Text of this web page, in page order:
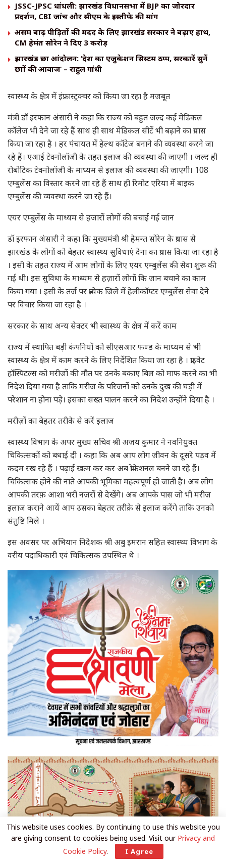
JSSC-JPSC धांधली: झारखंड विधानसभा में BJP का जोरदार
प्रदर्शन, CBI जांच और सीएम के इस्तीफे की मांग
असम बाढ़ पीड़ितों की मदद के लिए झारखंड सरकार ने बढ़ाए हाथ,
CM हेमंत सोरेन ने दिए ₹3 करोड़
झारखंड छात्र आंदोलन: ‘देश का एजुकेशन सिस्टम ठप्प, सरकारें सुनें
छात्रों की आवाज’ – राहुल गांधी
स्वास्थ्य के क्षेत्र में इंफ्रास्ट्रक्चर को किया जा रहा है मजबूत
मंत्री डॉ इरफान अंसारी ने कहा कि राज्य को बहुत जल्द कई मेडिकल
कॉलेज भी देने जा रहे हैं साथ ही साथ मेडिकल सीटें भी बढ़ाने का प्रयास
किया जा रहा है । हर पंचायत में हेल्थ कॉटेज बनाने की व्यवस्था करने जा
रहे हैं। एआई टेक्नोलॉजी के तहत इलाज की व्यवस्था की जाएगी । जल्द ही
रोबोटिक टेक्नोलॉजी के माध्यम से इलाज की व्यवस्था की जाएगी। 108
एम्बुलेंस का विस्तार करने जा रहे हैं साथ ही रिमोट एरिया में बाइक
एम्बुलेंस की व्यवस्था करने जा रहे हैं।
एयर एम्बुलेंस के माध्यम से हजारों लोगों की बचाई गई जान
डॉ इरफान अंसारी ने कहा कि मुख्यमंत्री श्री हेमन्त सोरेन के प्रयास से
झारखंड के लोगों को बेहतर स्वास्थ्य सुविधाएं देना का प्रयास किया जा रहा है
। इसी के तहत राज्य में आम लोगों के लिए एयर एम्बुलेंस की सेवा शुरू की
गई थी। इस सुविधा के माध्यम से हज़ारों लोगों कि जान बचाने का काम
किया गया । इसी के तर्ज पर प्रत्येक जिले में हेलीकॉप्टर एम्बुलेंस सेवा देने
पर विचार किया जा रहा है ।
सरकार के साथ अन्य सेक्टर भी स्वास्थ्य के क्षेत्र में करें काम
राज्य में स्थापित बड़ी कंपनियों को सीएसआर फण्ड के माध्यम से भी
स्वास्थ्य के क्षेत्र में काम करने के लिए निर्देशित किया जा रहा है । प्राइवेट
हॉस्पिटल्स को मरीजों की मौत पर उनके बकाए बिल को माफ करने का भी
निदेश दिया गया है ताकि मरीज के परिजनों को उनके दुख की घड़ी में
परेशान ना होना पड़े। इसका सख्त पालन करने का निदेश उन्होंने दिया है ।
मरीज़ों का बेहतर तरीके से करें इलाज
स्वास्थ्य विभाग के अपर मुख्य सचिव श्री अजय कुमार ने नवनियुक्त
चिकित्सकों को बधाई दी । कहा कि अब आप लोग जीवन के दूसरे पड़व में
कदम रख रहे हैं । पढ़ाई खत्म कर कर अब प्रोफेशनल बनने जा रहे हैं।
चिकित्सक होने की नाते आपकी भूमिका महत्वपूर्ण हो जाती है। अब लोग
आपकी तरफ़ आशा भरी नज़रों से देखेंगे। अब आपके पास जो भी मरीज़
इलाज कराने आयें आप उसका बेहतर तरीक़े से इलाज करेंगे ताकि उनको
संतुष्टि मिले ।
इस अवसर पर अभियान निदेशक श्री अबु इमरान सहित स्वास्थ्य विभाग के
वरीय पदाधिकारी एवं चिकित्सक उपस्थित थे ।
This website uses cookies. By continuing to use this website you
are giving consent to cookies being used. Visit our Privacy and
Cookie Policy. I Agree